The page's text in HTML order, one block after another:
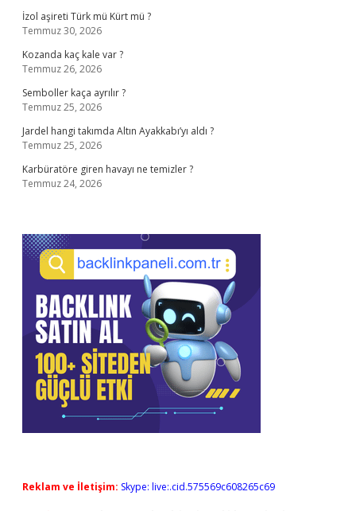
İzol aşireti Türk mü Kürt mü ?
Temmuz 30, 2026
Kozanda kaç kale var ?
Temmuz 26, 2026
Semboller kaça ayrılır ?
Temmuz 25, 2026
Jardel hangi takımda Altın Ayakkabı’yı aldı ?
Temmuz 25, 2026
Karbüratöre giren havayı ne temizler ?
Temmuz 24, 2026
Reklam ve İletişim: Skype: live:.cid.575569c608265c69